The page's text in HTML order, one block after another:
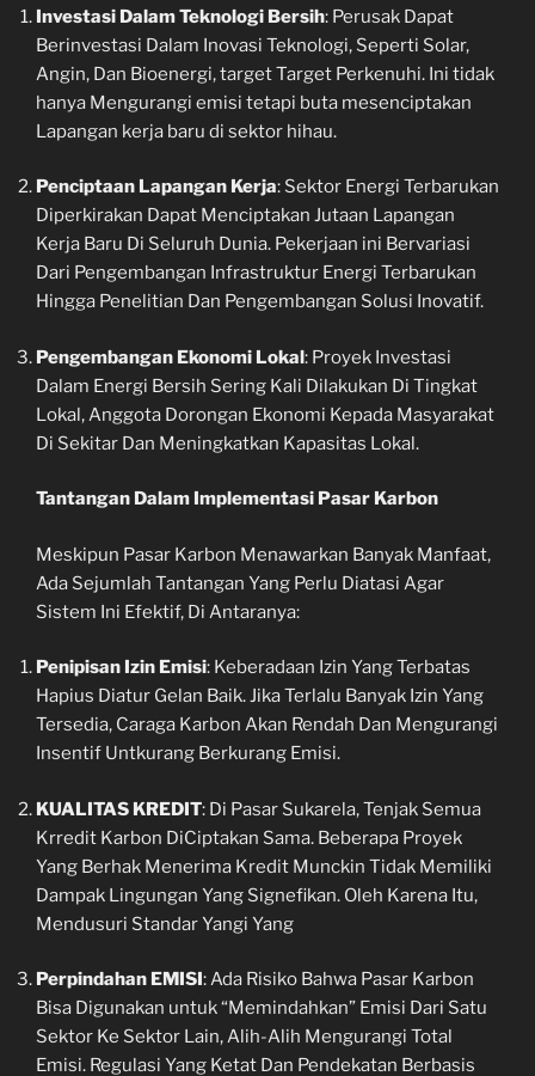
Investasi Dalam Teknologi Bersih: Perusak Dapat
Berinvestasi Dalam Inovasi Teknologi, Seperti Solar,
Angin, Dan Bioenergi, target Target Perkenuhi. Ini tidak
hanya Mengurangi emisi tetapi buta mesenciptakan
Lapangan kerja baru di sektor hihau.
Penciptaan Lapangan Kerja: Sektor Energi Terbarukan
Diperkirakan Dapat Menciptakan Jutaan Lapangan
Kerja Baru Di Seluruh Dunia. Pekerjaan ini Bervariasi
Dari Pengembangan Infrastruktur Energi Terbarukan
Hingga Penelitian Dan Pengembangan Solusi Inovatif.
Pengembangan Ekonomi Lokal: Proyek Investasi
Dalam Energi Bersih Sering Kali Dilakukan Di Tingkat
Lokal, Anggota Dorongan Ekonomi Kepada Masyarakat
Di Sekitar Dan Meningkatkan Kapasitas Lokal.
Tantangan Dalam Implementasi Pasar Karbon
Meskipun Pasar Karbon Menawarkan Banyak Manfaat,
Ada Sejumlah Tantangan Yang Perlu Diatasi Agar
Sistem Ini Efektif, Di Antaranya:
Penipisan Izin Emisi: Keberadaan Izin Yang Terbatas
Hapius Diatur Gelan Baik. Jika Terlalu Banyak Izin Yang
Tersedia, Caraga Karbon Akan Rendah Dan Mengurangi
Insentif Untkurang Berkurang Emisi.
KUALITAS KREDIT: Di Pasar Sukarela, Tenjak Semua
Krredit Karbon DiCiptakan Sama. Beberapa Proyek
Yang Berhak Menerima Kredit Munckin Tidak Memiliki
Dampak Lingungan Yang Signefikan. Oleh Karena Itu,
Mendusuri Standar Yangi Yang
Perpindahan EMISI: Ada Risiko Bahwa Pasar Karbon
Bisa Digunakan untuk “Memindahkan” Emisi Dari Satu
Sektor Ke Sektor Lain, Alih-Alih Mengurangi Total
Emisi. Regulasi Yang Ketat Dan Pendekatan Berbasis